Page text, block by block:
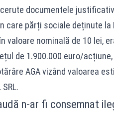
cerute documentele
părți sociale deținute la
valoare nominală de 10 lei,
de 1.900.000 euro/
AGA vizând valoarea
n-ar fi consemnat